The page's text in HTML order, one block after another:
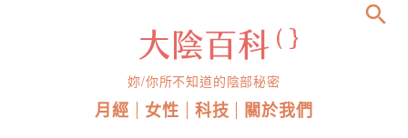
妳/你所不知道的陰部秘密
月經 女性 科技 關於我們
search